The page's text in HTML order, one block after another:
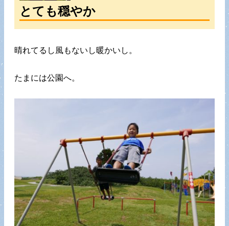
とても穏やか
晴れてるし風もないし暖かいし。
たまには公園へ。